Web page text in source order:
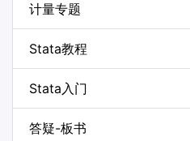
计量专题
Stata教程
Stata入门
答疑-板书